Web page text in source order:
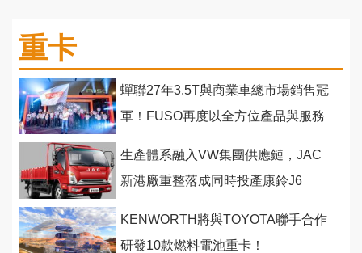
重卡
蟬聯27年3.5T與商業車總市場銷售冠
軍！FUSO再度以全方位產品與服務
生產體系融入VW集團供應鏈，JAC
新港廠重整落成同時投產康鈴J6
KENWORTH將與TOYOTA聯手合作
研發10款燃料電池重卡！